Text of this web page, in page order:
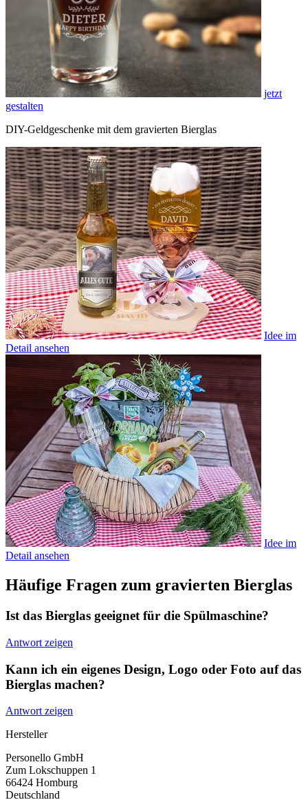
jetzt
gestalten
DIY-Geldgeschenke mit dem gravierten Bierglas
Idee im
Detail ansehen
Idee im
Detail ansehen
Häufige Fragen zum gravierten Bierglas
Ist das Bierglas geeignet für die Spülmaschine?
Antwort zeigen
Kann ich ein eigenes Design, Logo oder Foto auf das
Bierglas machen?
Antwort zeigen
Hersteller
Personello GmbH
Zum Lokschuppen 1
66424 Homburg
Deutschland